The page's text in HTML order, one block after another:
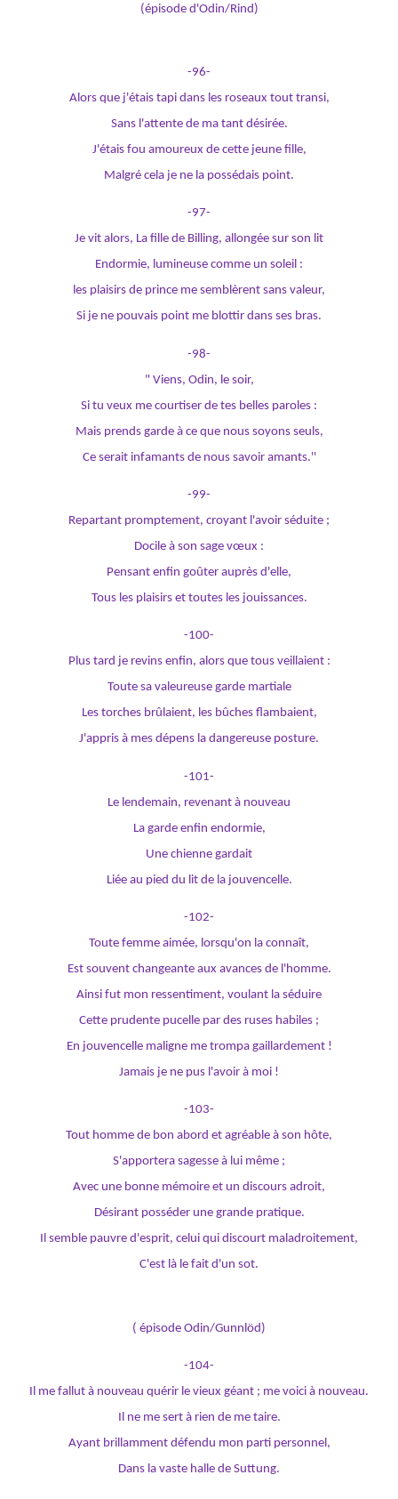
(épisode d'Odin/Rind)
-96-
Alors que j'étais tapi dans les roseaux tout transi,
Sans l'attente de ma tant désirée.
J'étais fou amoureux de cette jeune fille,
Malgré cela je ne la possédais point.
-97-
Je vit alors, La fille de Billing, allongée sur son lit
Endormie, lumineuse comme un soleil :
les plaisirs de prince me semblèrent sans valeur,
Si je ne pouvais point me blottir dans ses bras.
-98-
" Viens, Odin, le soir,
Si tu veux me courtiser de tes belles paroles :
Mais prends garde à ce que nous soyons seuls,
Ce serait infamants de nous savoir amants.''
-99-
Repartant promptement, croyant l'avoir séduite ;
Docile à son sage vœux :
Pensant enfin goûter auprès d'elle,
Tous les plaisirs et toutes les jouissances.
-100-
Plus tard je revins enfin, alors que tous veillaient :
Toute sa valeureuse garde martiale
Les torches brûlaient, les bûches flambaient,
J'appris à mes dépens la dangereuse posture.
-101-
Le lendemain, revenant à nouveau
La garde enfin endormie,
Une chienne gardait
Liée au pied du lit de la jouvencelle.
-102-
Toute femme aimée, lorsqu'on la connaît,
Est souvent changeante aux avances de l'homme.
Ainsi fut mon ressentiment, voulant la séduire
Cette prudente pucelle par des ruses habiles ;
En jouvencelle maligne me trompa gaillardement !
Jamais je ne pus l'avoir à moi !
-103-
Tout homme de bon abord et agréable à son hôte,
S'apportera sagesse à lui même ;
Avec une bonne mémoire et un discours adroit,
Désirant posséder une grande pratique.
Il semble pauvre d'esprit, celui qui discourt maladroitement,
C'est là le fait d'un sot.
( épisode Odin/Gunnlöd)
-104-
Il me fallut à nouveau quérir le vieux géant ; me voici à nouveau.
Il ne me sert à rien de me taire.
Ayant brillamment défendu mon parti personnel,
Dans la vaste halle de Suttung.